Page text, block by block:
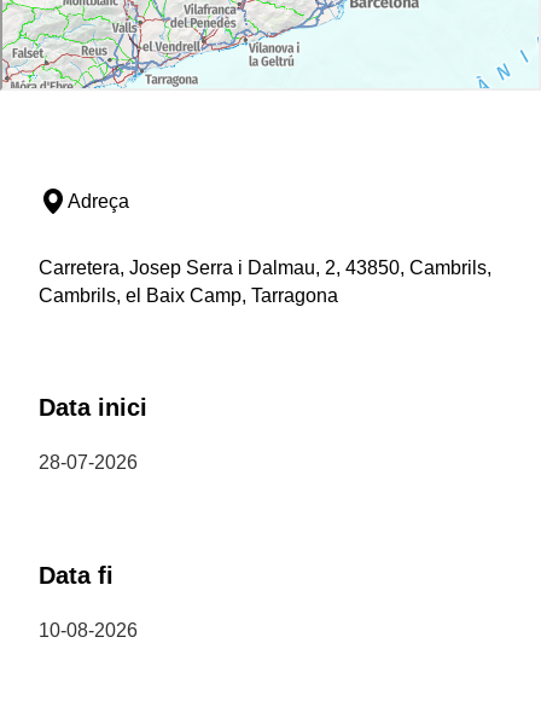
Adreça
Carretera, Josep Serra i Dalmau, 2, 43850, Cambrils,
Cambrils, el Baix Camp, Tarragona
Data inici
28-07-2026
Data fi
10-08-2026